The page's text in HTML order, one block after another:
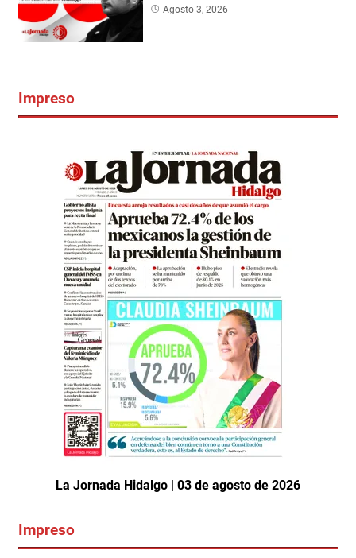
Agosto 3, 2026
Impreso
La Jornada Hidalgo | 03 de agosto de 2026
Impreso